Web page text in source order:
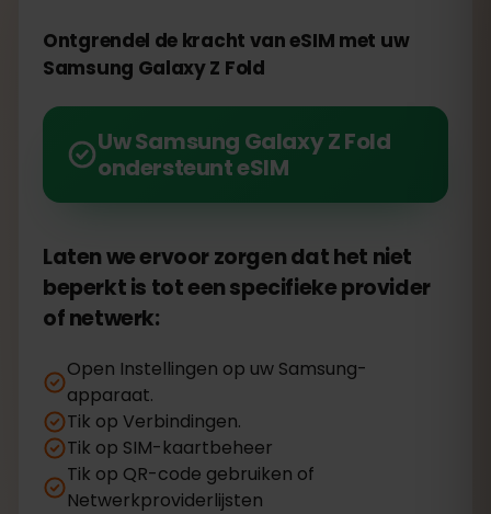
Ontgrendel de kracht van eSIM met uw
Samsung Galaxy Z Fold
Uw Samsung Galaxy Z Fold
ondersteunt eSIM
Laten we ervoor zorgen dat het niet
beperkt is tot een specifieke provider
of netwerk:
Open Instellingen op uw Samsung-
apparaat.
Tik op Verbindingen.
Tik op SIM-kaartbeheer
Tik op QR-code gebruiken of
Netwerkproviderlijsten